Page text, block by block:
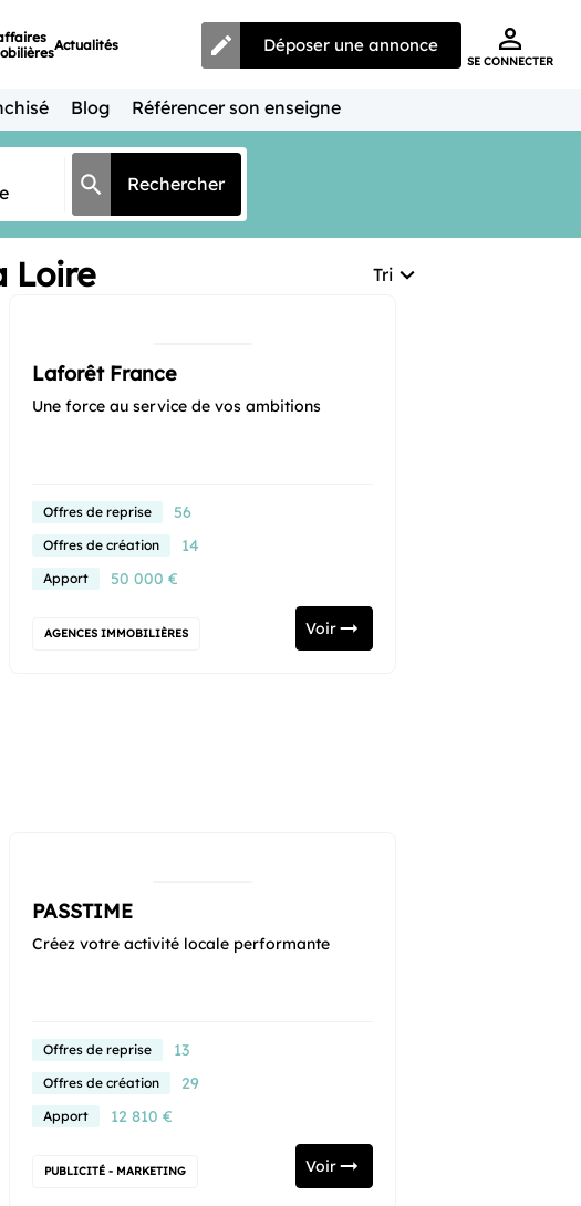
Actualités Déposer une annonce
SE CONNECTER
Blog Référencer son enseigne
Rechercher
Loire Tri
Laforêt France
Une force au service de vos ambitions
Offres de reprise 56
Offres de création 14
Apport 50 000 €
AGENCES IMMOBILIÈRES Voir
PASSTIME
Créez votre activité locale performante
Offres de reprise 13
Offres de création 29
Apport 12 810 €
PUBLICITÉ - MARKETING Voir